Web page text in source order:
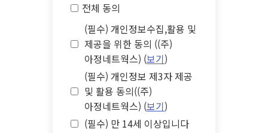
전체 동의
(필수) 개인정보수집,활용 및
제공을 위한 동의 ((주)
아정네트웍스) (보기)
(필수) 개인정보 제3자 제공
및 활용 동의((주)
아정네트웍스) (보기)
(필수) 만 14세 이상입니다